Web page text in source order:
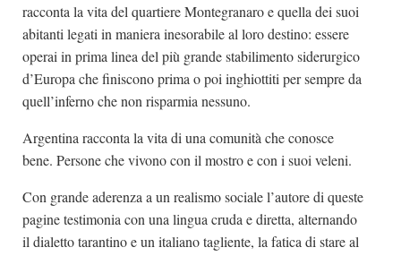
racconta la vita del quartiere Montegranaro e quella dei suoi
abitanti legati in maniera inesorabile al loro destino: essere
operai in prima linea del più grande stabilimento siderurgico
d’Europa che finiscono prima o poi inghiottiti per sempre da
quell’inferno che non risparmia nessuno.
Argentina racconta la vita di una comunità che conosce
bene. Persone che vivono con il mostro e con i suoi veleni.
Con grande aderenza a un realismo sociale l’autore di queste
pagine testimonia con una lingua cruda e diretta, alternando
il dialetto tarantino e un italiano tagliente, la fatica di stare al